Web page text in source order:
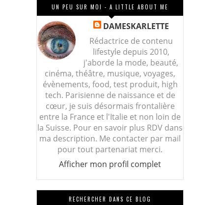
UN PEU SUR MOI - A LITTLE ABOUT ME
DAMESKARLETTE
Rédactrice de contenu
lifestyle depuis 2010,
j'aborde la mode, beauté,
cinéma, théâtre, musique, voyages,
évènements, food, test produit, high
tech. Parisienne de naissance et de
cœur, je suis désormais frontalière
entre la France et l'Italie et non loin de
la Suisse. Pour en savoir plus RDV dans
ma description. Me contacter par mail
pour tout partenariat merci.
Afficher mon profil complet
RECHERCHER DANS CE BLOG